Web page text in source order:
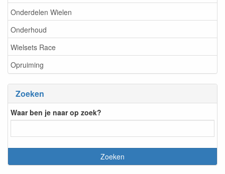
Onderdelen Wielen
Onderhoud
Wielsets Race
Opruiming
Zoeken
Waar ben je naar op zoek?